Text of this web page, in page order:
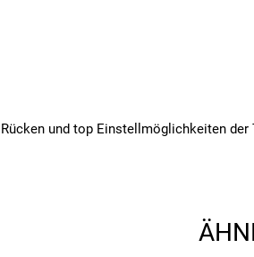
und top Einstellmöglichkeiten der